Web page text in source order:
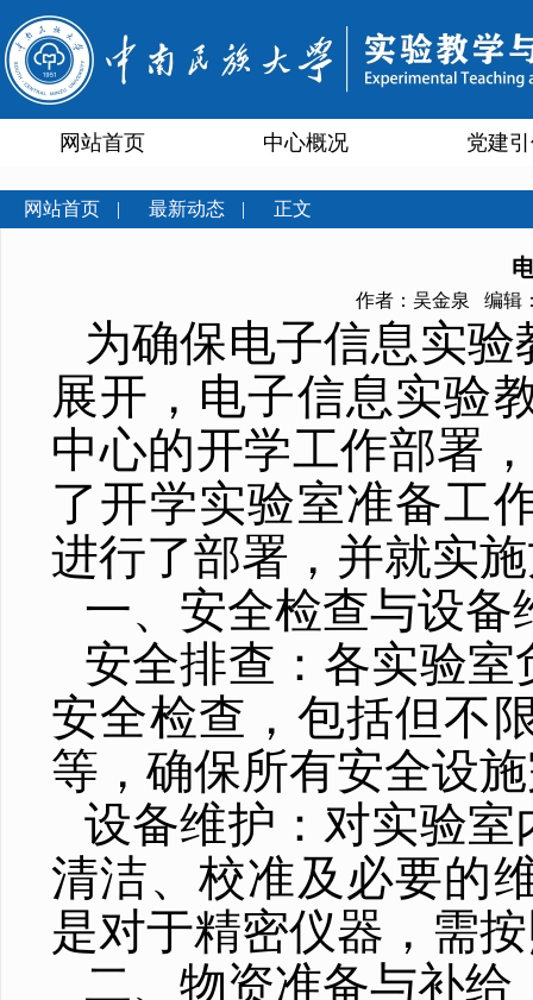
网站首页 中心概况 党建
网站首页 | 最新动态 | 正文
作者：吴金泉 编辑
为确保电子信息实
展开，电子信息实验
中心的开学工作部署
了开学实验室准备工
进行了部署，并就实
一、安全检查与设备
安全排查：各实验
安全检查，包括但不
等，确保所有安全设
设备维护：对实验
清洁、校准及必要的
是对于精密仪器，需
二、物资准备与补给